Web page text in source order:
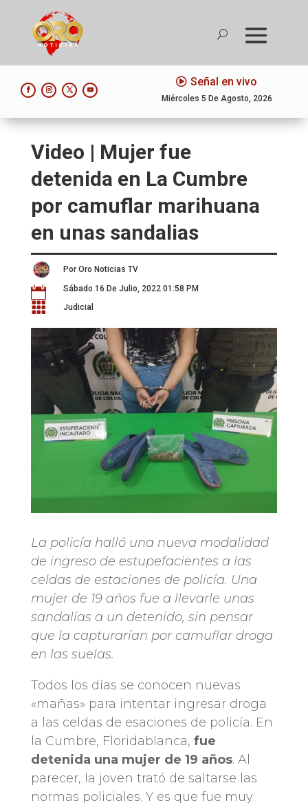
Señal en vivo
Miércoles 5 De Agosto, 2026
Video | Mujer fue
detenida en La Cumbre
por camuflar marihuana
en unas sandalias
Por Oro Noticias TV
 Sábado 16 De Julio, 2022 01:58 PM
 Judicial
La policía halló una nueva modalidad
de ingreso de estupefacientes a las
celdas de estaciones de policía. Una
mujer de 19 años fue a llevarle unas
sandalías a un detenido, sin pensar
que la capturarían por camuflar droga
en las suelas.
Todos los días se conocen nuevas
«mañas» para intentar ingresar droga
a las celdas de esaciones de policía. En
la Cumbre, Floridablanca, fue
detenida una mujer de 19 años. Al
parecer, la joven trató de saltarse las
normas policiales. Y es que fue muy